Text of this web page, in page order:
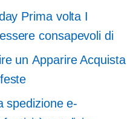
Prima volta I
consapevoli di
unApparireAcquista
spedizione e-